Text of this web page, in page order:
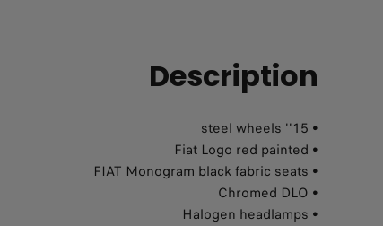
Description
• 15'' steel wheels
• Fiat Logo red painted
• FIAT Monogram black fabric seats
• Chromed DLO
• Halogen headlamps